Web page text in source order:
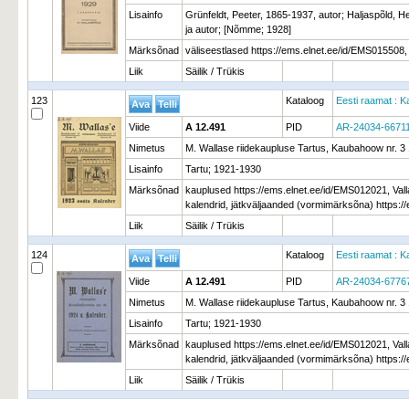
Lisainfo
Grünfeldt, Peeter, 1865-1937, autor; Haljaspõld,
ja autor; [Nõmme; 1928]
Märksõnad väliseestlased https://ems.elnet.ee/id/
Liik
Säilik / Trükis
123 Kataloog Eesti raamat :
Viide A 12.491 PID
AR-24034-
Nimetus
M. Wallase riidekaupluse Tartus, Kaubahoow nr. 3
Lisainfo
Tartu; 1921-1930
Märksõnad kauplused https://ems.elnet.ee/id/EMS012021,
kalendrid, jätkväljaanded (vormimärksõna)
Liik
Säilik / Trükis
124 Kataloog Eesti raamat :
Viide A 12.491 PID
AR-24034-
Nimetus
M. Wallase riidekaupluse Tartus, Kaubahoow nr. 3
Lisainfo
Tartu; 1921-1930
Märksõnad kauplused https://ems.elnet.ee/id/EMS012021,
kalendrid, jätkväljaanded (vormimärksõna)
Liik
Säilik / Trükis